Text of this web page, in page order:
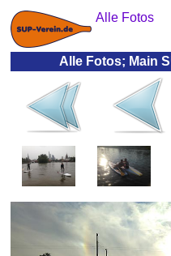
Alle Fotos
Alle Fotos; Main